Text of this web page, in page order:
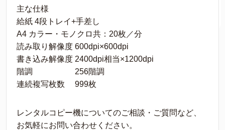
主な仕様
給紙 4段トレイ+手差し
A4 カラー・モノクロ共：20枚／分
読み取り解像度 600dpi×600dpi
書き込み解像度 2400dpi相当×1200dpi
階調 256階調
連続複写枚数 999枚
レンタルコピー機についてのご相談・ご質問など、
お気軽にお問い合わせください。